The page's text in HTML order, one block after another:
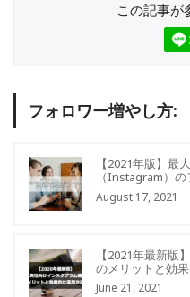
この記事が
フォロワー増やし方:
【2021年版】最
（Instagram）
August 17, 2021
【2021年最新版
のメリットと効
June 21, 2021